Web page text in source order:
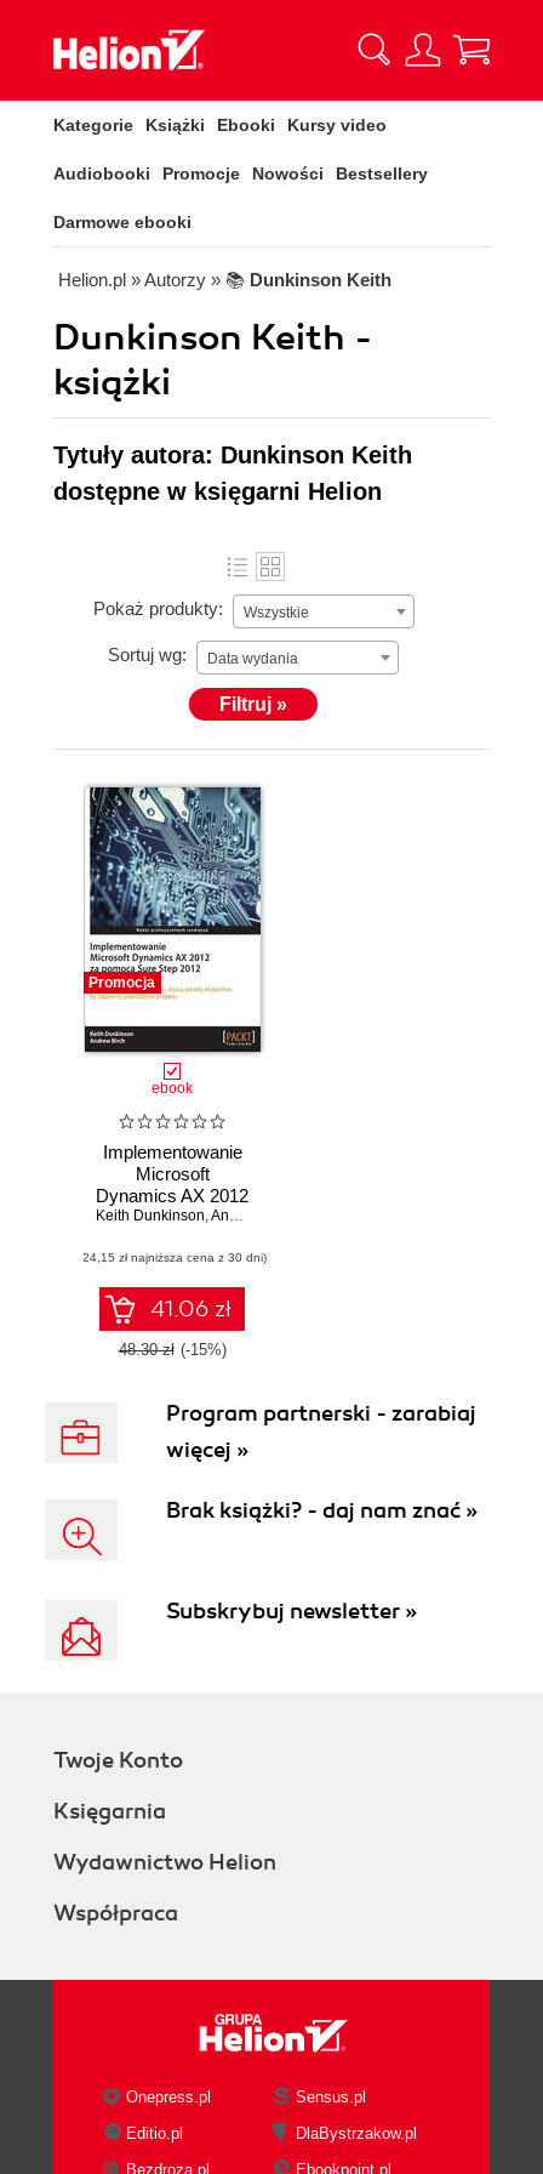
Kategorie Książki Ebooki Kursy video
Audiobooki Promocje Nowości Bestsellery
Darmowe ebooki
Helion.pl » Autorzy » 📚 Dunkinson Keith
Dunkinson Keith -
książki
Tytuły autora: Dunkinson Keith
dostępne w księgarni Helion
Pokaż produkty: Wszystkie
Sortuj wg: Data wydania
Filtruj »
Promocja
ebook
Implementowanie
Microsoft
Dynamics AX 2012
za pomocą Sure
Keith Dunkinson,Andrew Birch
(24,15 zł najniższa cena z 30 dni)
41.06 zł
48.30 zł (-15%)
Program partnerski - zarabiaj
więcej »
Brak książki? - daj nam znać »
Subskrybuj newsletter »
Twoje Konto
Księgarnia
Wydawnictwo Helion
Współpraca
Onepress.pl
Sensus.pl
Editio.pl
DlaBystrzakow.pl
Bezdroza.pl
Ebookpoint.pl